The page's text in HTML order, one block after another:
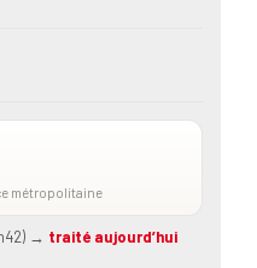
métropolitaine
→ traité aujourd’hui